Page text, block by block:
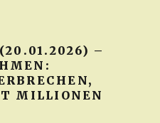
–
„
F
MILLIONEN T